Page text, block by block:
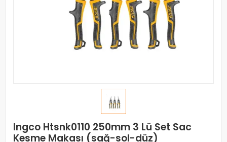
Ingco Htsnk0110 250mm 3 Lü Set Sac
Kesme Makası (sağ-sol-düz)